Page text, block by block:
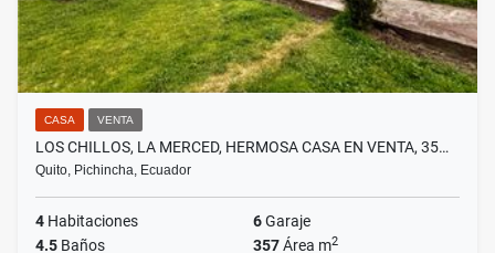
CASA VENTA
LOS CHILLOS, LA MERCED, HERMOSA CASA EN VENTA, 35…
Quito, Pichincha, Ecuador
4 Habitaciones 6Garaje
4.5 Baños 357Área m2